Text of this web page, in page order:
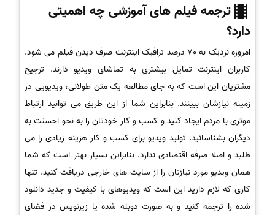
ترجمه فیلم های آموزشی چه اهمیتی
دارد؟
امروزه نزدیک به 70 درصد ترافیک اینترنت صرف دیدن فیلم می شود.
کاربران اینترنت تمایل بیشتری به تماشای ویدیو دارند. ترجیح
مشتریان این است که به جای مطالعه یک متن طولانی، ویدیویی در
زمینه نیازشان ببینند. بنابراین شما از این طریق می توانید ارتباط
موثری با مردم ایجاد کنید و کسب و کار خودتان را به نحو احسنت به
دیگران بشناسانید. تولید ویدیو برای کسب و کار هزینه زیادی را می
طلبد و اصلا صرفه اقتصادی ندارد. بنابراین بسیار بهتر است که شما
همان ویدیو مورد نیازتان را از سایت های خارجی دریافت کنید. تنها
کاری که لازم دارید این است که ویدیوهای با کیفیت و جدید دانلود
شده را ترجمه کنید و به صورت دوبله شده یا زیرنویس در فضای